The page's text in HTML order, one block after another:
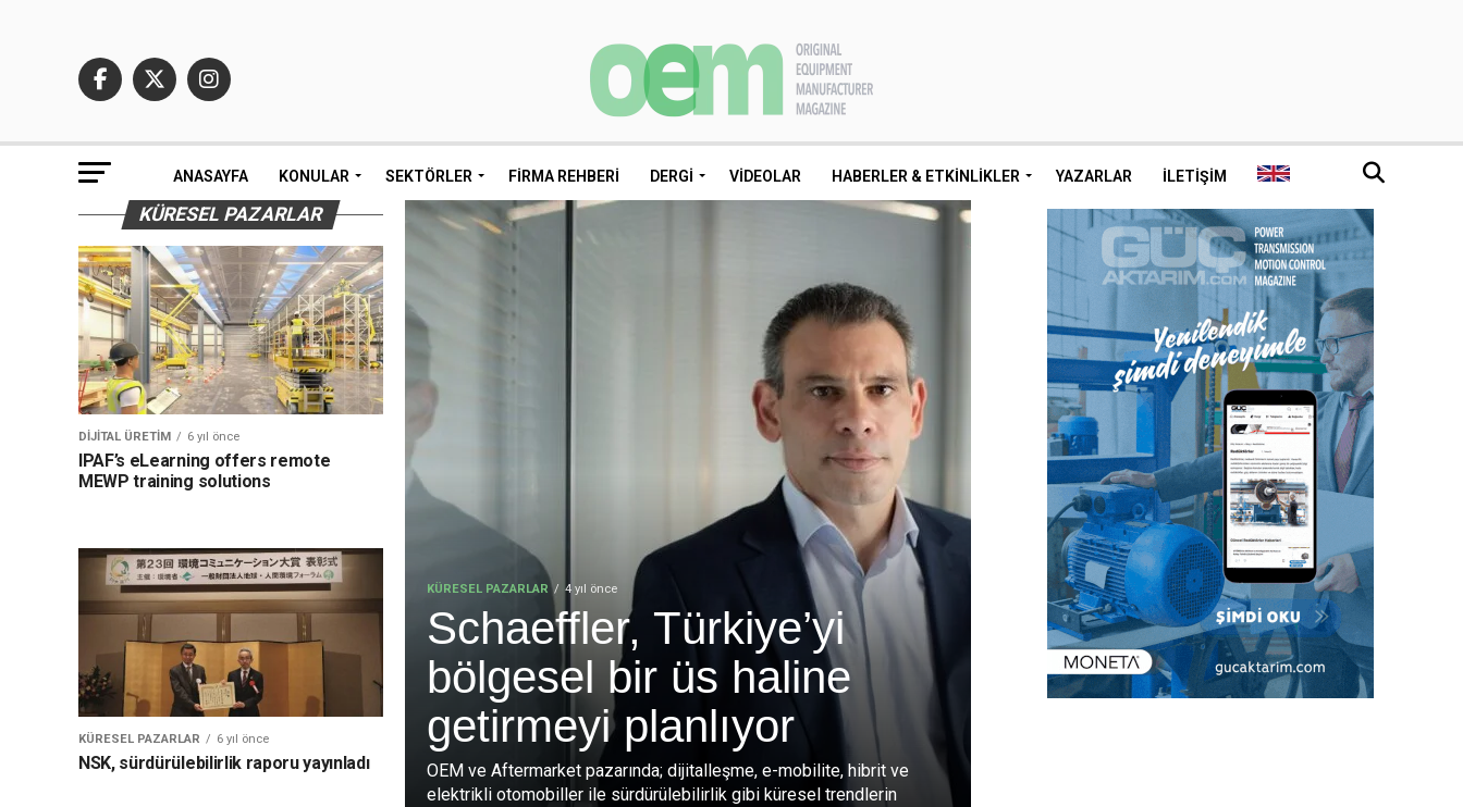
ANASAYFA KONULAR SEKTÖRLER FIRMA REHBERI DERGI VIDEOLAR HABERLER & ETKINLIKLER YAZARLAR İLETIŞIM
KÜRESEL PAZARLAR 4 yıl önce
Schaeffler, Türkiye’yi
bölgesel bir üs haline
getirmeyi planlıyor
OEM ve Aftermarket pazarında; dijitalleşme, e-mobilite, hibrit ve
elektrikli otomobiller ile sürdürülebilirlik gibi küresel trendlerin
KÜRESEL PAZARLAR
DIJITAL ÜRETIM 6 yıl önce
IPAF’s eLearning offers remote
MEWP training solutions
KÜRESEL PAZARLAR 6 yıl önce
NSK, sürdürülebilirlik raporu yayınladı